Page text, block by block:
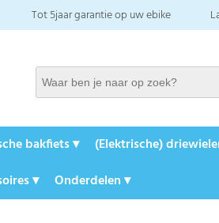
Tot 5jaar garantie op uw ebike
bakfiets ▾ (Elektrische)
▾ Onderdelen ▾